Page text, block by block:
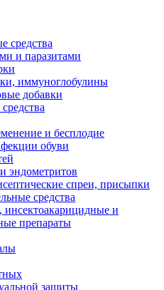
средства
и паразитами
иммуноглобулины
добавки
и бесплодие
обуви
эндометритов
спреи, присыпки
средства
и
препараты
защиты